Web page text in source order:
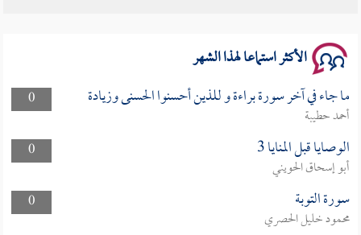
الأكثر استماعا لهذا الشهر
0 ما جاء في آخر سورة براءة و للذين أحسنوا الحسنى وزيادة
أحمد حطيبة
0
الوصايا قبل المنايا 3
أبو إسحاق الحويني
0
سورة التوبة
محمود خليل الحصري